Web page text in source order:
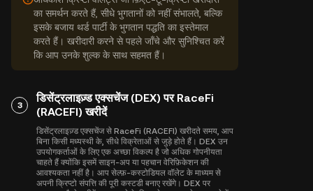
का समर्थन करते हैं, सीधे भुगतानों को नहीं संभालते, बल्कि
इसके बजाय थर्ड पार्टी के भुगतान पद्धति का इस्तेमाल
करते हैं। खरीदारी करने से पहले जाँचे और सुनिश्चित करें
कि आप उनके शुल्क के साथ सहमत हैं।
3
डिसेंट्रलाइज़्ड एक्सचेंज (DEX) पर RaceFi
(RACEFI) खरीदें
डिसेंट्रलाइज़्ड एक्सचेंज से RaceFi (RACEFI) खरीदते समय, आप
बिना किसी मध्यस्थी के, सीधे विक्रेताओं से जुड़े होते हैं। DEX उन
उपयोगकर्ताओं के लिए एक अच्छा विकल्प है जो अधिक गोपनीयता
चाहते हैं क्योंकि इसमें साइन-अप या पहचान वेरिफ़िकेशन की
आवश्यकता नहीं है। आप सेल्फ़-कस्टोडियल वॉलेट के माध्यम से
अपनी क्रिप्टो संपत्ति की पूरी कस्टडी बनाए रखेंगे। DEX पर